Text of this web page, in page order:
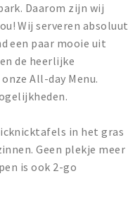
Daarom zijn wij
Wij serveren absoluut
een paar mooie uit
de heerlijke
All-day Menu.
in het gras
Geen plekje meer
is ook 2-go